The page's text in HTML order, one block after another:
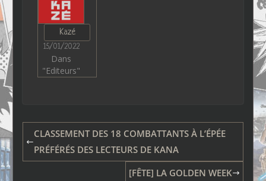
Kazé
15/01/2022
Dans
"Editeurs"
CLASSEMENT DES 18 COMBATTANTS À L’ÉPÉE
PRÉFÉRÉS DES LECTEURS DE KANA
[FÊTE] LA GOLDEN WEEK